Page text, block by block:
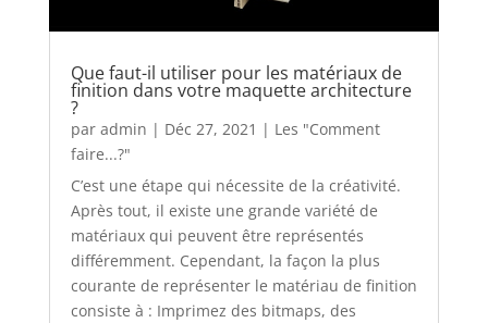
Que faut-il utiliser pour les matériaux de
finition dans votre maquette architecture
?
par admin | Déc 27, 2021 | Les "Comment
faire...?"
C’est une étape qui nécessite de la créativité.
Après tout, il existe une grande variété de
matériaux qui peuvent être représentés
différemment. Cependant, la façon la plus
courante de représenter le matériau de finition
consiste à : Imprimez des bitmaps, des